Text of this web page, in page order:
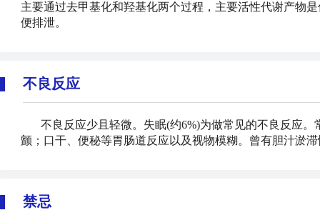
主要通过去甲基化和羟基化两个过程，主要活性代谢产物
便排泄。
不良反应
不良反应少且轻微。失眠(约6%)为做常见的不良反应
颤；口干、便秘等胃肠道反应以及视物模糊。曾有胆汁淤
禁忌